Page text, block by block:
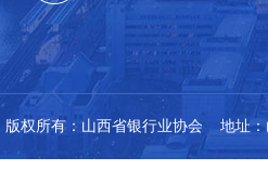
版权所有：山西省银行业协会 地址